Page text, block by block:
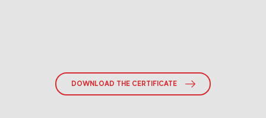
DOWNLOAD THE CERTIFICATE